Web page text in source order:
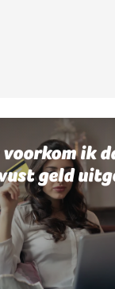
voorkom ik
geld